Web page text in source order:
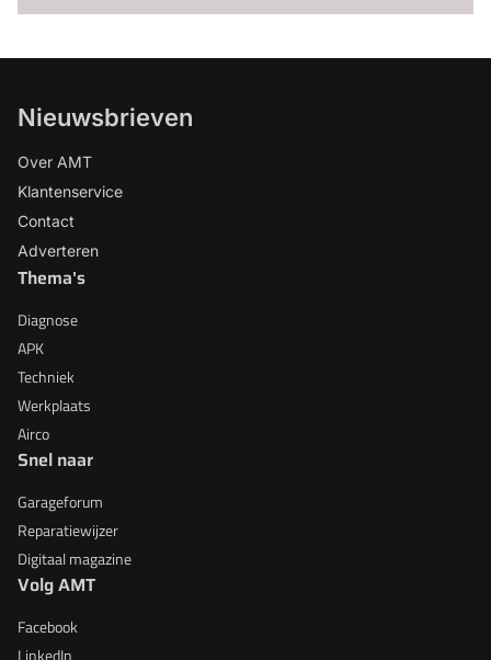
Nieuwsbrieven
Over AMT
Klantenservice
Contact
Adverteren
Thema's
Diagnose
APK
Techniek
Werkplaats
Airco
Snel naar
Garageforum
Reparatiewijzer
Digitaal magazine
Volg AMT
Facebook
LinkedIn